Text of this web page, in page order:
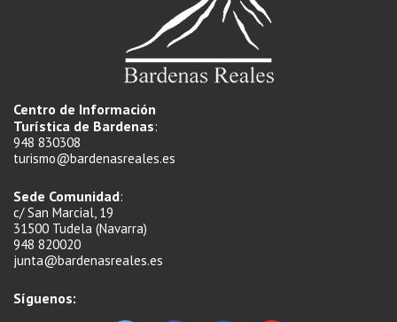
Centro de Información
Turística de Bardenas:
948 830308
turismo@bardenasreales.es
Sede Comunidad:
c/ San Marcial, 19
31500 Tudela (Navarra)
948 820020
junta@bardenasreales.es
Síguenos: